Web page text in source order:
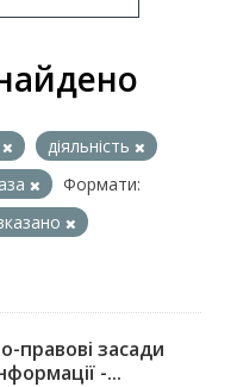
діяльність
Формати:
правові засади
-...